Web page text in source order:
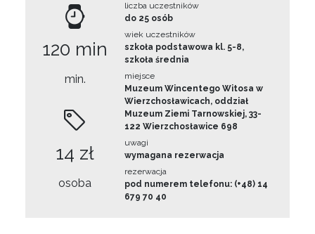
120 min
min.
14 zł
osoba
liczba uczestników
do 25 osób
wiek uczestników
szkoła podstawowa kl. 5-8,
szkoła średnia
miejsce
Muzeum Wincentego Witosa w
Wierzchosławicach, oddział
Muzeum Ziemi Tarnowskiej, 33-
122 Wierzchosławice 698
uwagi
wymagana rezerwacja
rezerwacja
pod numerem telefonu: (+48) 14
679 70 40